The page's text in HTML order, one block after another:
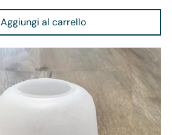
Aggiungi al carrello